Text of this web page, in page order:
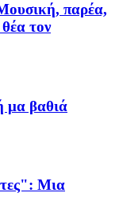
παρέα,
τον
μα βαθιά
Μια